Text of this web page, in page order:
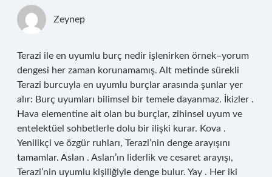
Zeynep
Terazi ile en uyumlu burç nedir işlenirken örnek–yorum
dengesi her zaman korunamamış. Alt metinde sürekli
Terazi burcuyla en uyumlu burçlar arasında şunlar yer
alır: Burç uyumları bilimsel bir temele dayanmaz. İkizler .
Hava elementine ait olan bu burçlar, zihinsel uyum ve
entelektüel sohbetlerle dolu bir ilişki kurar. Kova .
Yenilikçi ve özgür ruhları, Terazi’nin denge arayışını
tamamlar. Aslan . Aslan’ın liderlik ve cesaret arayışı,
Terazi’nin uyumlu kişiliğiyle denge bulur. Yay . Her iki